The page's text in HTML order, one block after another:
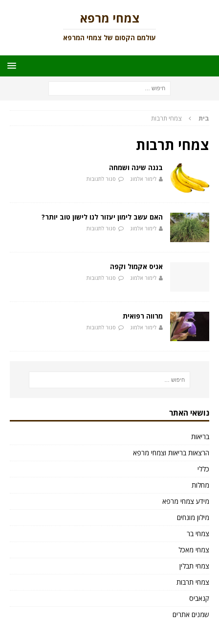
צמחי מרפא
עולמם הקסום של צמחי המרפא
בית צמחי תרבות
צמחי תרבות
בננה שינה ושמחה
לימור אלמוג סגור לתגובות
האם עשב לימון יעזור לנו לישון טוב יותר?
לימור אלמוג סגור לתגובות
אניס אקמול וקפה
לימור אלמוג סגור לתגובות
מרווה רפואית
לימור אלמוג סגור לתגובות
נושאי האתר
בריאות
הרצאות בריאות וצמחי מרפא
כללי
מחלות
מידע צמחי מרפא
מילון מונחים
צמחי בר
צמחי מאכל
צמחי תבלין
צמחי תרבות
קנאביס
שמנים אתרים